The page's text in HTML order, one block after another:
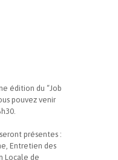
édition du “Job
pouvez venir
présentes :
Entretien des
Locale de